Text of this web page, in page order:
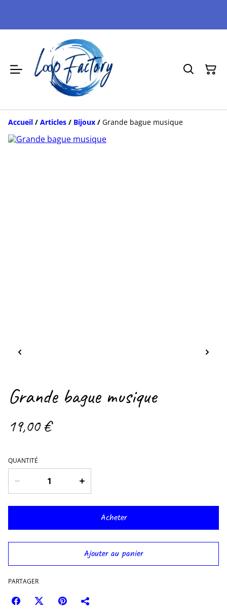
Accueil / Articles / Bijoux / Grande bague musique
Grande bague musique
19,00 €
QUANTITÉ
Acheter
Ajouter au panier
PARTAGER